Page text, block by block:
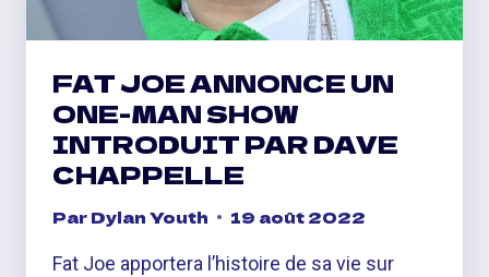
FAT JOE ANNONCE UN
ONE-MAN SHOW
INTRODUIT PAR DAVE
CHAPPELLE
ParDylan Youth 19 août 2022
Fat Joe apportera l’histoire de sa vie sur